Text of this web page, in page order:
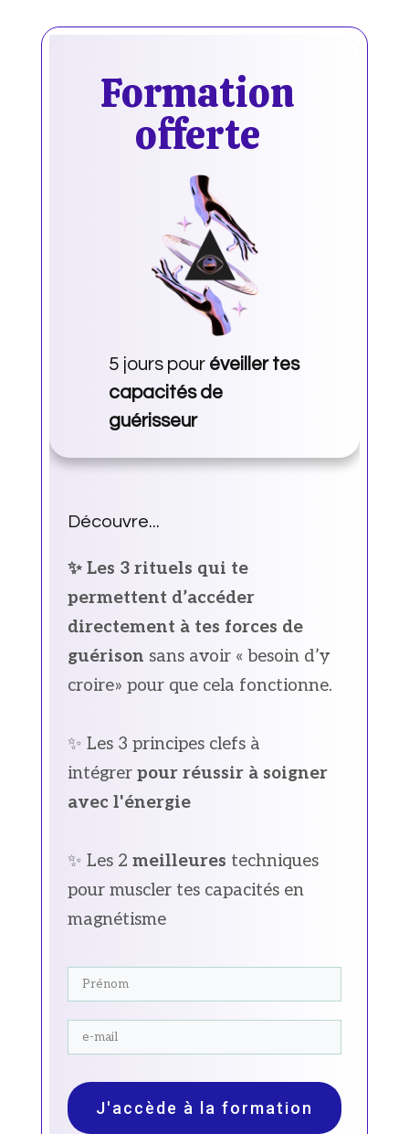
Formation
offerte
5 jours pour éveiller tes
capacités de
guérisseur
Découvre...
✨ Les 3 rituels qui te
permettent d’accéder
directement à tes forces de
guérison sans avoir « besoin d’y
croire» pour que cela fonctionne.
✨ Les 3 principes clefs à
intégrerpour réussir à soigner
avec l'énergie
✨ Les 2 meilleures techniques
pour muscler tes capacités en
magnétisme
J'accède à la formation